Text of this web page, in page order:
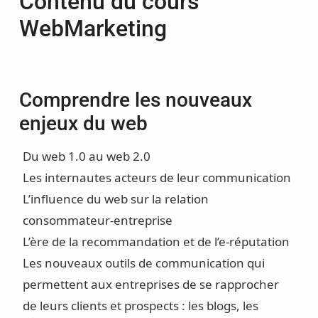
WebMarketing
Comprendre les nouveaux
enjeux du web
Du web 1.0 au web 2.0
Les internautes acteurs de leur communication
L’influence du web sur la relation
consommateur-entreprise
L’ère de la recommandation et de l’e-réputation
Les nouveaux outils de communication qui
permettent aux entreprises de se rapprocher
de leurs clients et prospects : les blogs, les